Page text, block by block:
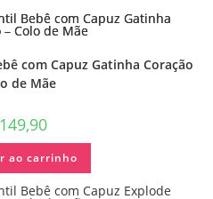
com Capuz Gatinha Coração
de Mãe
149,90
ao carrinho